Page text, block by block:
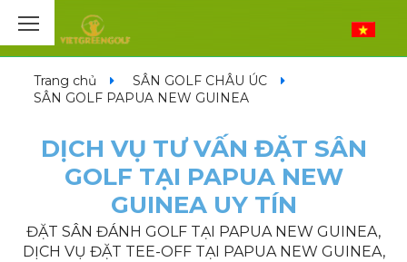
Trang chủ
SÂN GOLF CHÂU ÚC
SÂN GOLF PAPUA NEW GUINEA
DỊCH VỤ TƯ VẤN ĐẶT SÂN
GOLF TẠI PAPUA NEW
GUINEA UY TÍN
ĐẶT SÂN ĐÁNH GOLF TẠI PAPUA NEW GUINEA,
DỊCH VỤ ĐẶT TEE-OFF TẠI PAPUA NEW GUINEA,